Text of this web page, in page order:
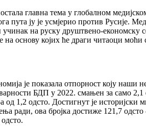
главна тема у глобалном
пута ју је усмјерио против Русије.
учинак на руску друштвено-
на основу којих ће драги читаоци
је показала отпорност коју
БДП у 2022. смањен за само
1,2 одсто. Достигнут је
ради, ова бројка достиже 121,7